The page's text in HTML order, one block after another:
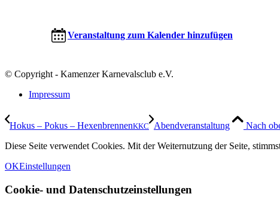
Veranstaltung zum Kalender hinzufügen
© Copyright - Kamenzer Karnevalsclub e.V.
Impressum
Hokus – Pokus – HexenbrennenKKC Abendveranstaltung
Nach
Diese Seite verwendet Cookies. Mit der Weiternutzung der Seite,
OKEinstellungen
Cookie- und Datenschutzeinstellungen